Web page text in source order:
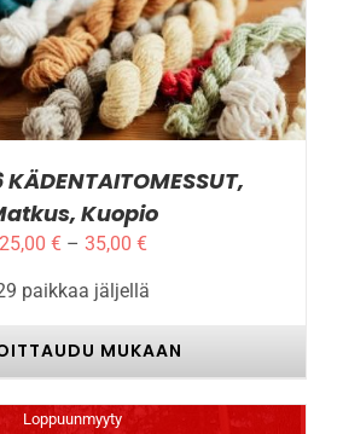
MUKAAN TÄLLÄ
TUOTTEELLA
ON
USEAMPI
MUUNNELMA.
VOIT
VALINNAT
SIVULLA.
/ LISÄTIEDOT
Kuopio
25,00 € – 35,00 €Hintaluokka:
-
35,00 €
paikkaa jäljellä
MUKAAN
Loppuunmyyty